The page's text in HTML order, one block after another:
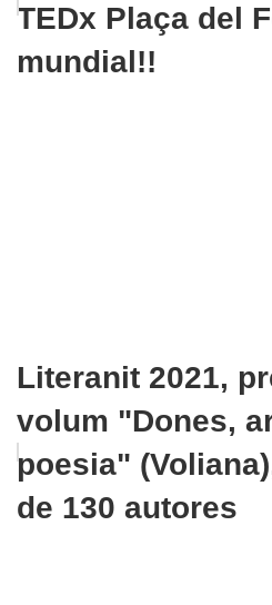
TEDx Plaça del
mundial!!
Literanit 2021,
volum "Dones,
poesia"
de 130 autores